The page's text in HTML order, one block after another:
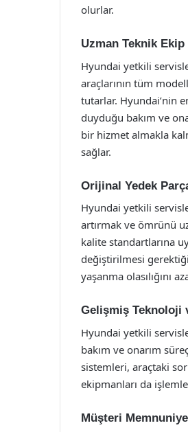
olurlar.
Uzman Teknik Ekip
Hyundai yetkili
araçlarının tüm
tutarlar. Hyundai’nin
duyduğu bakım ve
bir hizmet almakla
sağlar.
Orijinal Yedek
Hyundai yetkili
artırmak ve ömrünü
kalite standartlarına
değiştirilmesi
yaşanma olasılığını
Gelişmiş Teknoloji
Hyundai yetkili
bakım ve onarım
sistemleri, araçtaki
ekipmanları da
Müşteri